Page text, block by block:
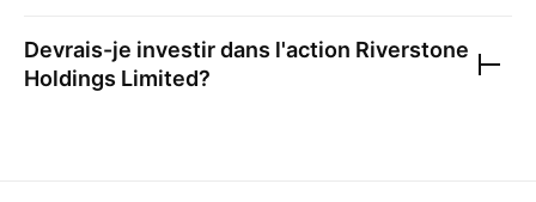
Devrais-je investir dans l'action Riverstone
Holdings Limited?